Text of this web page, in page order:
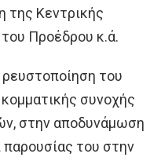
της Κεντρικής
Προέδρου κ.ά.
του
συνοχής
στην αποδυνάμωση
παρουσίας του στην